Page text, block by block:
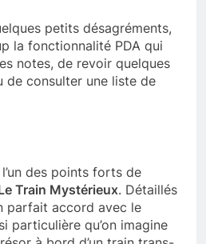
petits désagréments,
la fonctionnalité PDA qui
notes, de revoir quelques
de consulter une liste de
des points forts de
Train Mystérieux. Détaillés
parfait accord avec le
particulière qu’on imagine